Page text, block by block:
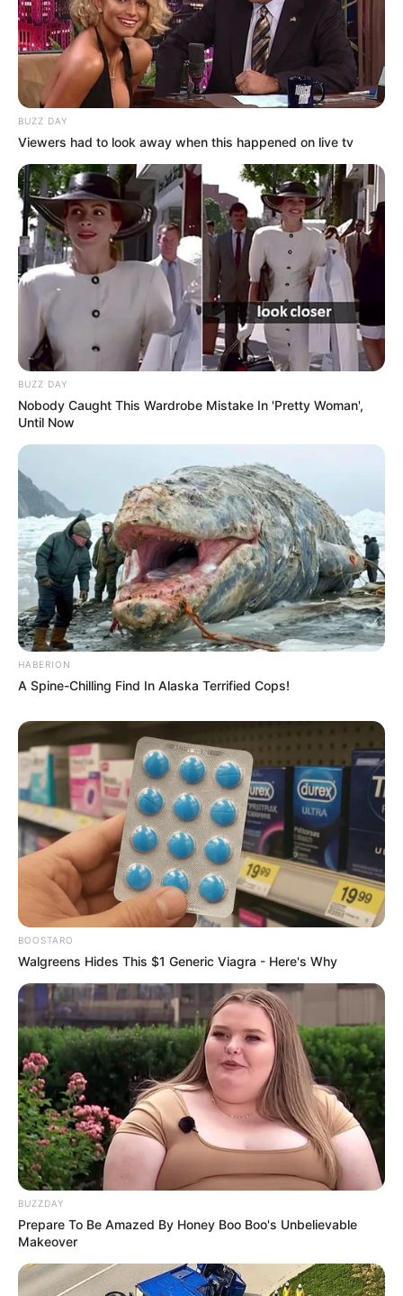
Serem! 9 Chat Ojek Online &
Pelanggan Ini Bikin Auto
Merinding
Bikin Ngakak, 10 Potret
Cosplay Murah Pakai Bahan
Seadanya
Anti Mainstream, 10 Cara
Membawa Barang Belanjaan
Versi Warga Thailand
Langka Banget! 10 Pose Lucu
Katak yang Bikin Ketawa
Gemes
BUZZ DAY
Viewers had to look away when this happened on live tv
BUZZ DAY
Nobody Caught This Wardrobe Mistake In 'Pretty Woman',
Until Now
HABERION
A Spine-Chilling Find In Alaska Terrified Cops!
BOOSTARO
Walgreens Hides This $1 Generic Viagra - Here's Why
BUZZDAY
Prepare To Be Amazed By Honey Boo Boo's Unbelievable
Makeover